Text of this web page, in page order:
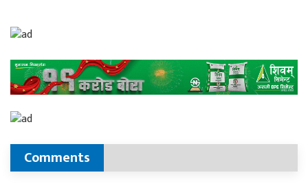
Comments